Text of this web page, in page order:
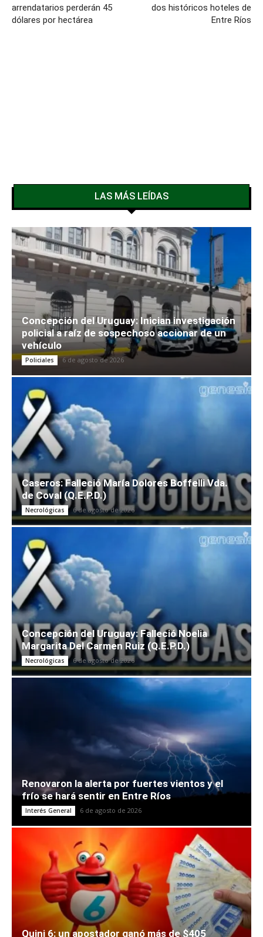
arrendatarios perderán 45
dólares por hectárea
dos históricos hoteles de
Entre Ríos
LAS MÁS LEÍDAS
Concepción del Uruguay: Inician investigación
policial a raíz de sospechoso accionar de un
vehículo
Policiales 6 de agosto de 2026
Caseros: Falleció María Dolores Boffelli Vda.
de Coval (Q.E.P.D.)
Necrológicas 6 de agosto de 2026
Concepción del Uruguay: Falleció Noelia
Margarita Del Carmen Ruiz (Q.E.P.D.)
Necrológicas 6 de agosto de 2026
Renovaron la alerta por fuertes vientos y el
frío se hará sentir en Entre Ríos
Interés General 6 de agosto de 2026
Quini 6: un apostador ganó más de $405